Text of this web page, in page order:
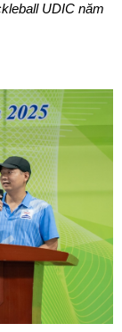
UDIC năm